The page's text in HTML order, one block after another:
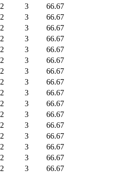
2 3
66.67
2 3
66.67
2 3
66.67
2 3
66.67
2 3
66.67
2 3
66.67
2 3
66.67
2 3
66.67
2 3
66.67
2 3
66.67
2 3
66.67
2 3
66.67
2 3
66.67
2 3
66.67
2 3
66.67
2 3
66.67